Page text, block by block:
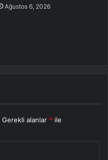
Ağustos 6, 2026
Gerekli alanlar * ile